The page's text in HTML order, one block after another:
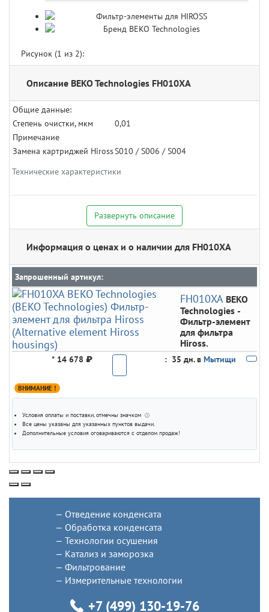
Рисунок (1 из 2):
Описание BEKO Technologies FH010XA
Технические характеристики
Общие данные:
Степень очистки, мкм
0,01
Примечание
Замена картриджей HirossS010 / S006 / S004
Развернуть описание
Информация о ценах и о наличии для FH010XA
Запрошенный артикул:
FH010XA BEKO
Technologies-
Фильтр-элемент
для фильтра
Hiross.
* 14 678 ₽ : 35 дн. в Мытищи
ВНИМАНИЕ !
Условия оплаты и поставки, отмечны значком ⓘ
Все цены указаны для указанных пунктов выдачи.
Дополнительные условия оговариваются с отделом продаж!
Отведение конденсата
Обработка конденсата
Технологии осушения
Катализ и заморозка
Фильтрование
Измерительные технологии
+7 (499) 130-19-76